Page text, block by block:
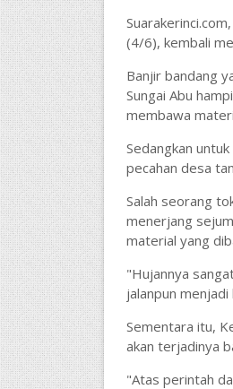
(4/6), kembali
Banjir bandang
Sungai Abu
membawa
Sedangkan
pecahan desa
Salah seorang
menerjang
material yang
"Hujannya
jalanpun
Sementara itu,
akan terjadinya
"Atas perintah